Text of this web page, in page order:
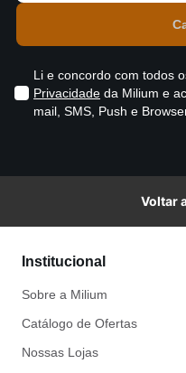
Li e concordo com todos
Privacidade da Milium e
mail, SMS, Push e
Voltar
Institucional
Sobre a Milium
Catálogo de Ofertas
Nossas Lojas